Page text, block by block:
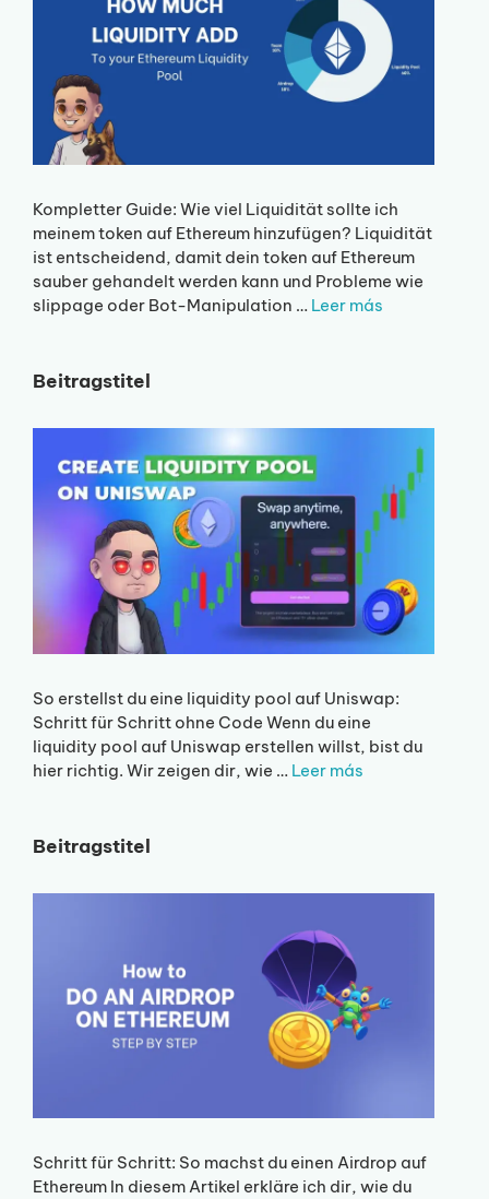
Kompletter Guide: Wie viel Liquidität sollte ich
meinem token auf Ethereum hinzufügen? Liquidität
ist entscheidend, damit dein token auf Ethereum
sauber gehandelt werden kann und Probleme wie
slippage oder Bot-Manipulation … Leer más
Beitragstitel
So erstellst du eine liquidity pool auf Uniswap:
Schritt für Schritt ohne Code Wenn du eine
liquidity pool auf Uniswap erstellen willst, bist du
hier richtig. Wir zeigen dir, wie … Leer más
Beitragstitel
Schritt für Schritt: So machst du einen Airdrop auf
Ethereum In diesem Artikel erkläre ich dir, wie du